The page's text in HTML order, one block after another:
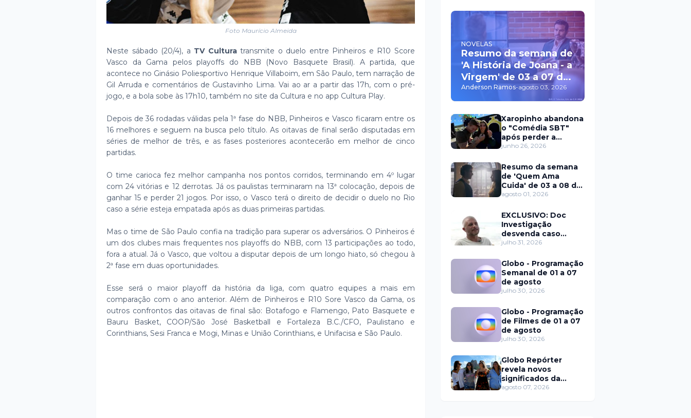
Foto Maurício Almeida
Neste sábado (20/4), a TV Culturatransmite o duelo entre Pinheiros e R10 Score
Vasco da Gama pelos playoffs do NBB (Novo Basquete Brasil). A partida, que
acontece no Ginásio Poliesportivo Henrique Villaboim, em São Paulo, tem narração de
Gil Arruda e comentários de Gustavinho Lima. Vai ao ar a partir das 17h, com o pré-
jogo, e a bola sobe às 17h10, também no site da Cultura e no app Cultura Play.
Depois de 36 rodadas válidas pela 1ª fase do NBB, Pinheiros e Vasco ficaram entre os
16 melhores e seguem na busca pelo título. As oitavas de final serão disputadas em
séries de melhor de três, e as fases posteriores acontecerão em melhor de cinco
partidas.
O time carioca fez melhor campanha nos pontos corridos, terminando em 4º lugar
com 24 vitórias e 12 derrotas. Já os paulistas terminaram na 13ª colocação, depois de
ganhar 15 e perder 21 jogos. Por isso, o Vasco terá o direito de decidir o duelo no Rio
caso a série esteja empatada após as duas primeiras partidas.
Mas o time de São Paulo confia na tradição para superar os adversários. O Pinheiros é
um dos clubes mais frequentes nos playoffs do NBB, com 13 participações ao todo,
fora a atual. Já o Vasco, que voltou a disputar depois de um longo hiato, só chegou à
2ª fase em duas oportunidades.
Esse será o maior playoff da história da liga, com quatro equipes a mais em
comparação com o ano anterior. Além de Pinheiros e R10 Sore Vasco da Gama, os
outros confrontos das oitavas de final são: Botafogo e Flamengo, Pato Basquete e
Bauru Basket, COOP/São José Basketball e Fortaleza B.C./CFO, Paulistano e
Corinthians, Sesi Franca e Mogi, Minas e União Corinthians, e Unifacisa e São Paulo.
NOVELAS
Resumo da semana de
'A História de Joana - a
Virgem' de 03 a 07 de
agosto
Anderson Ramos-agosto 03, 2026
Xaropinho abandona
o "Comédia SBT"
após perder a
paciência com Sarro
junho 26, 2026
Resumo da semana
de 'Quem Ama
Cuida' de 03 a 08 de
agosto
agosto 01, 2026
EXCLUSIVO: Doc
Investigação
desvenda caso
Eduardo Martins e
trás de fraude
internacional
julho 31, 2026
Globo - Programação
Semanal de 01 a 07
de agosto
julho 30, 2026
Globo - Programação
de Filmes de 01 a 07
de agosto
julho 30, 2026
Globo Repórter
revela novos
significados da
solteirice no Brasil e
agosto 07, 2026